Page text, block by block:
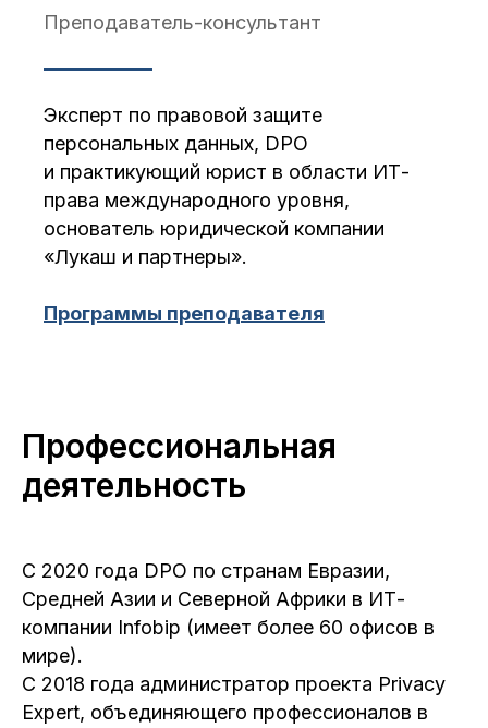
Преподаватель-консультант
Эксперт по правовой защите
персональных данных, DPO
и практикующий юрист в области ИТ-
права международного уровня,
основатель юридической компании
«Лукаш и партнеры».
Программы преподавателя
Профессиональная
деятельность
С 2020 года DPO по странам Евразии,
Средней Азии и Северной Африки в ИТ-
компании Infobip (имеет более 60 офисов в
мире).
С 2018 года администратор проекта Privacy
Expert, объединяющего профессионалов в